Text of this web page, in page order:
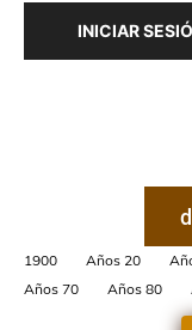
INICIAR
1900 Años 20
Años 70
Años 80